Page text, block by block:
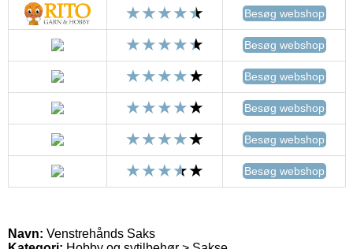
Besøg webshop
Besøg webshop
Besøg webshop
Besøg webshop
Besøg webshop
Besøg webshop
Navn: Venstrehånds Saks